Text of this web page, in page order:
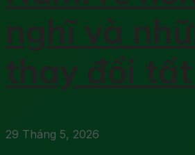
nghĩ và
thay đổi tất
29 Tháng 5, 2026